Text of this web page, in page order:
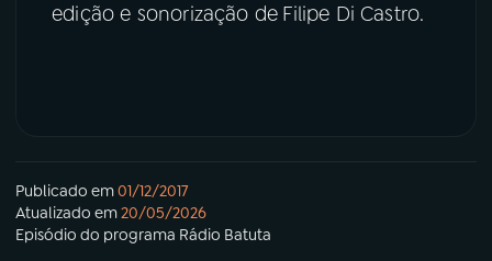
edição e sonorização de Filipe Di Castro.
Publicado em01/12/2017
Atualizado em20/05/2026
Episódio do programa Rádio Batuta